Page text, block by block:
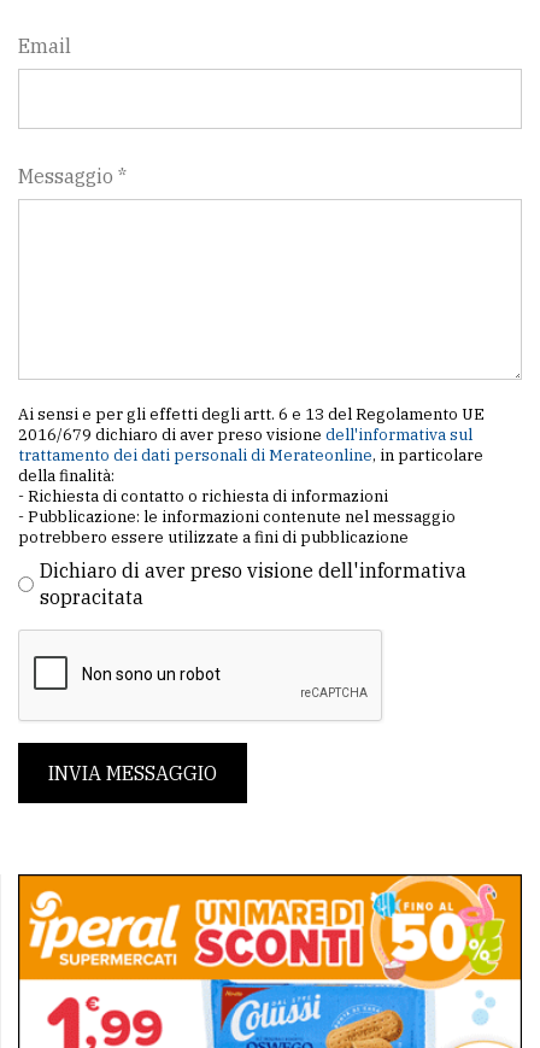
Email
Messaggio *
Ai sensi e per gli effetti degli artt. 6 e 13 del Regolamento UE
2016/679 dichiaro di aver preso visione dell'informativa sul
trattamento dei dati personali di Merateonline, in particolare
della finalità:
- Richiesta di contatto o richiesta di informazioni
- Pubblicazione: le informazioni contenute nel messaggio
potrebbero essere utilizzate a fini di pubblicazione
Dichiaro di aver preso visione dell'informativa
sopracitata
INVIA MESSAGGIO